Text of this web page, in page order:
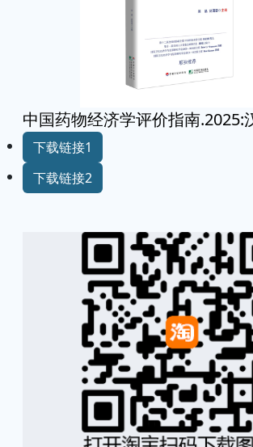
中国药物经济学评价指南.2025:
下载链接1
下载链接2